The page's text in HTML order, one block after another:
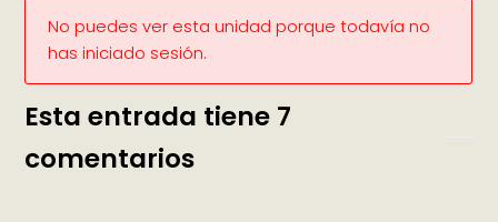
No puedes ver esta unidad porque todavía no
has iniciado sesión.
Esta entrada tiene 7
comentarios